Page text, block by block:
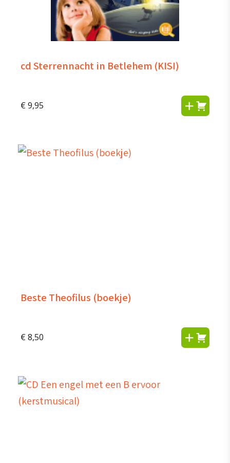
cd Sterrennacht in Betlehem (KISI)
€ 9,95
Beste Theofilus (boekje)
€ 8,50